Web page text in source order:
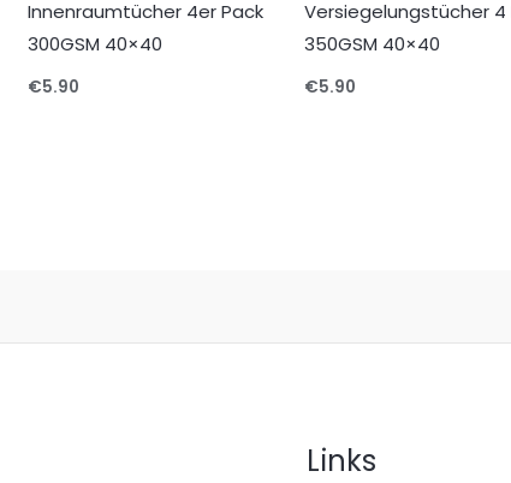
Innenraumtücher 4er Pack
300GSM 40×40
€5.90
Versiegelungstücher 4
350GSM 40×40
€5.90
Links